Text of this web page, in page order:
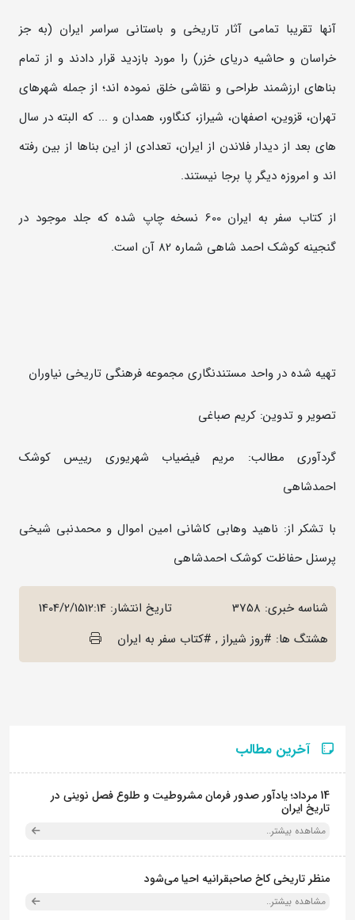
آنها تقریبا تمامی آثار تاریخی و باستانی سراسر ایران (به جز
خراسان و حاشیه دریای خزر) را مورد بازدید قرار دادند و از تمام
بناهای ارزشمند طراحی و نقاشی خلق نموده اند؛ از جمله شهرهای
تهران، قزوین، اصفهان، شیراز، کنگاور، همدان و ... که البته در سال
های بعد از دیدار فلاندن از ایران، تعدادی از این بناها از بین رفته
اند و امروزه دیگر پا برجا نیستند.
از کتاب سفر به ایران 600 نسخه چاپ شده که جلد موجود در
گنجینه کوشک احمد شاهی شماره 82 آن است.
تهیه شده در واحد مستندنگاری مجموعه فرهنگی تاریخی نیاوران
تصویر و تدوین: کریم صباغی
گردآوری مطالب: مریم فیضیاب شهریوری رییس کوشک
احمدشاهی
با تشکر از: ناهید وهابی کاشانی امین اموال و محمدنبی شیخی
پرسنل حفاظت کوشک احمدشاهی
شناسه خبری: 3758 تاریخ انتشار: 1404/2/1512:14
هشتگ ها: #روز شیراز , #کتاب سفر به ایران
آخرین مطالب
14 مرداد؛ یادآور صدور فرمان مشروطیت و طلوع فصل نوینی در
تاریخ ایران
مشاهده بیشتر..
منظر تاریخی کاخ صاحبقرانیه احیا می‌شود
مشاهده بیشتر..